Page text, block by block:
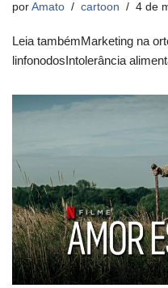
por Amato cartoon 4 de
Leia tambémMarketing na
linfonodosIntolerância